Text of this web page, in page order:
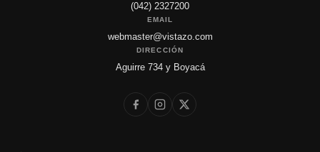
(042) 2327200
EMAIL
webmaster@vistazo.com
DIRECCIÓN
Aguirre 734 y Boyacá